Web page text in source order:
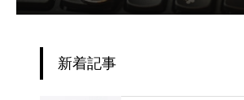
新着記事